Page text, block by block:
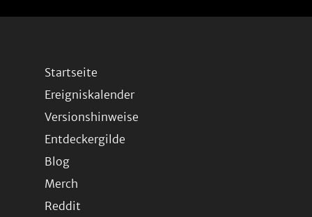
Startseite
Ereigniskalender
Versionshinweise
Entdeckergilde
Blog
Merch
Reddit